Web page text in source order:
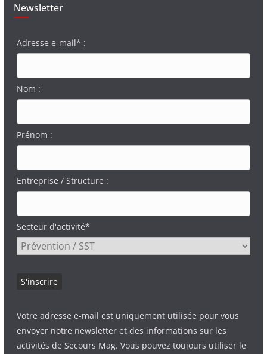
Newsletter
Adresse e-mail* :
Nom :
Prénom :
Entreprise / Structure :
Secteur d'activité*
Votre adresse e-mail est uniquement utilisée pour vous
envoyer notre newsletter et des informations sur les
activités de Secours Mag. Vous pouvez toujours utiliser le